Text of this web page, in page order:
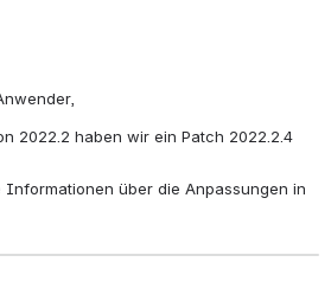
2022.2 haben wir ein Patch 2022.2.4
über die Anpassungen in